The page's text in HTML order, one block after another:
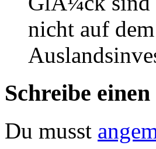
nicht auf
Schreibe
Du musst